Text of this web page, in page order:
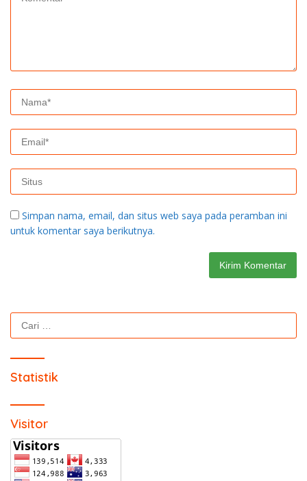
Simpan nama, email, dan situs web saya pada peramban ini
untuk komentar saya berikutnya.
Cari
untuk:
Statistik
Visitor